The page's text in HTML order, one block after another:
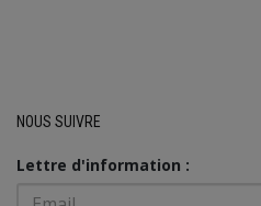
NOUS SUIVRE
Lettre d'information :